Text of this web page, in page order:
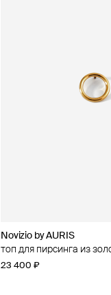
Novizio by AURIS
топ для пирсинга из
23 400 ₽
Novizio by AURIS
топ для пирсинга из
14 500 ₽